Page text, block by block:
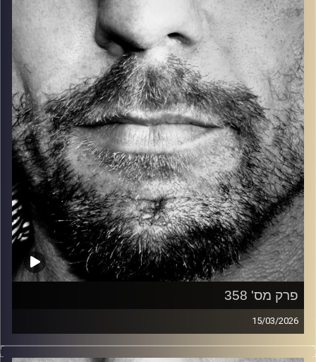
כל מה שחי, אמיתי ונושם.
עם שמוליק רגב.
קרדיט תמונות: David Goehring
פרק מס' 358
15/03/2026
זיפים, מוזיקה מחוספסת של הופעות חיות. הרבה ג'אם, רוק,